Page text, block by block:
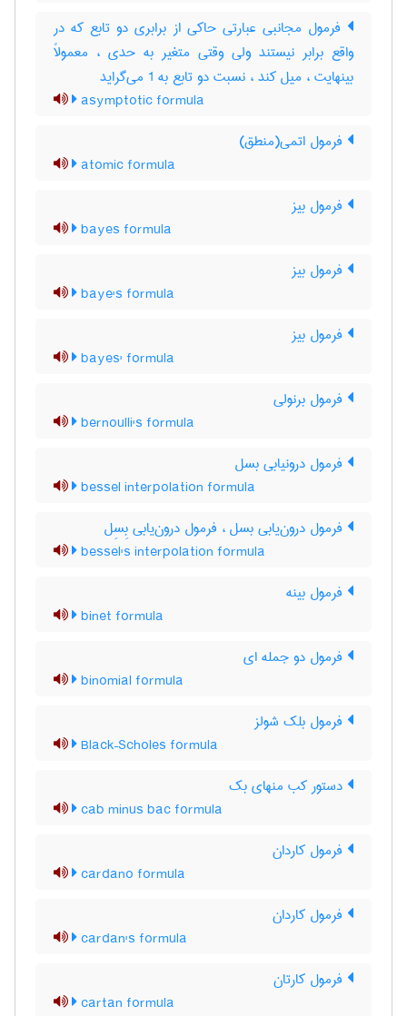
فرمول مجانبی عبارتی حاکی از برابری دو تابع که در
واقع برابر نیستند ولی وقتی متغیر به حدی ، معمولاً
بینهایت ، میل کند ، نسبت دو تابع به 1 می‌گراید
asymptotic formula
فرمول اتمی(منطق)
atomic formula
فرمول بیز
bayes formula
فرمول بیز
baye's formula
فرمول بیز
bayes' formula
فرمول برنولی
bernoulli's formula
فرمول درونیابی بسل
bessel interpolation formula
فرمول درون‌یابی بسل ، فرمول درون‌یابی بِسِل
bessel's interpolation formula
فرمول بینه
binet formula
فرمول دو جمله ای
binomial formula
فرمول بلک شولز
Black–Scholes formula
دستور کب منهای بک
cab minus bac formula
فرمول کاردان
cardano formula
فرمول کاردان
cardan's formula
فرمول کارتان
cartan formula